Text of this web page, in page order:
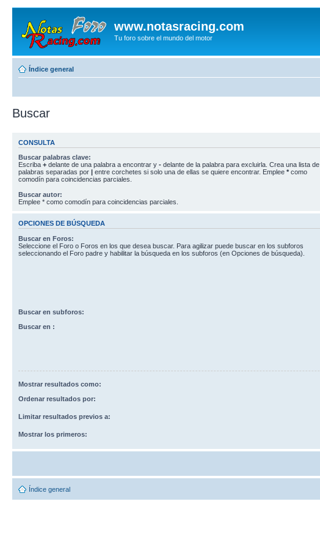
www.notasracing.com
Tu foro sobre el mundo del motor
Índice general
Buscar
CONSULTA
Buscar palabras clave:
Escriba + delante de una palabra a encontrar y - delante de la palabra para excluirla. Crea una lista de
palabras separadas por | entre corchetes si solo una de ellas se quiere encontrar. Emplee * como
comodín para coincidencias parciales.
Buscar autor:
Emplee * como comodín para coincidencias parciales.
OPCIONES DE BÚSQUEDA
Buscar en Foros:
Seleccione el Foro o Foros en los que desea buscar. Para agilizar puede buscar en los subforos
seleccionando el Foro padre y habilitar la búsqueda en los subforos (en Opciones de búsqueda).
Buscar en subforos:
Buscar en :
Mostrar resultados como:
Ordenar resultados por:
Limitar resultados previos a:
Mostrar los primeros:
Índice general